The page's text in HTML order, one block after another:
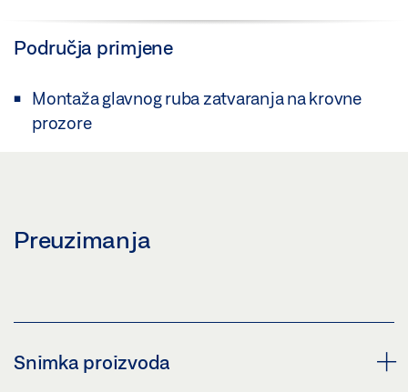
Područja primjene
Montaža glavnog ruba zatvaranja na krovne
prozore
Preuzimanja
Snimka proizvoda